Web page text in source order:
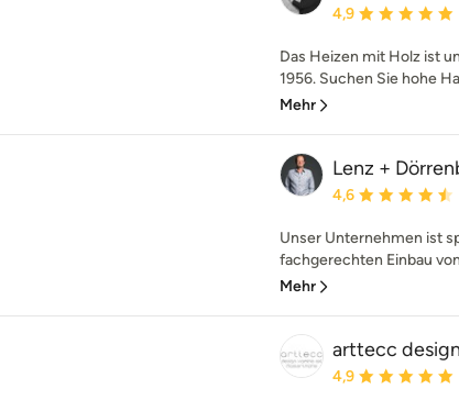
Durchschnittliche
4,9
Das Heizen mit Holz ist
1956. Suchen Sie hohe
Mehr
Lenz +
Durchschnittliche
4,6
Unser Unternehmen ist
fachgerechten Einbau
Mehr
arttecc
Durchschnittliche
4,9